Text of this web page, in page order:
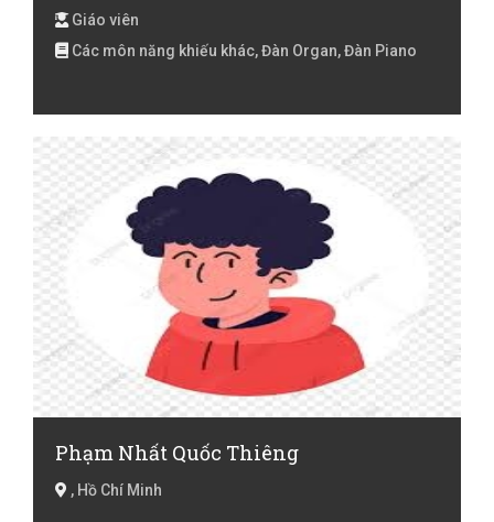
Giáo viên
Các môn năng khiếu khác, Đàn Organ, Đàn Piano
Phạm Nhất Quốc Thiêng
, Hồ Chí Minh